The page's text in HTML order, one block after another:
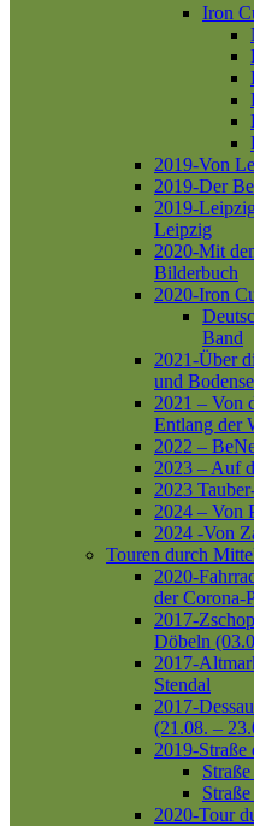
Iron
2019-Von
2019-Der
2019-
Leipzig
2020-Mit
Bilderbuch
2020-Iron
Band
2021-Über
und
2021 – Von
Entlang der
2022 –
2023 – Auf
2023
2024 – Von
2024 -Von
Touren durch
2020-
der Corona-
2017-
Döbeln
2017-
Stendal
2017-
(21.08. –
2019-
2020-Tour